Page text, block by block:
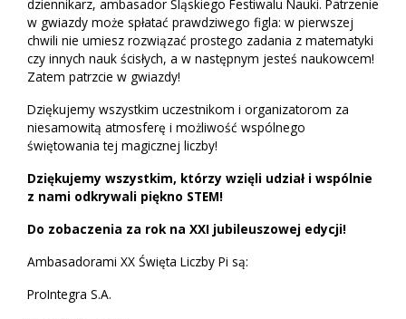
dziennikarz, ambasador Śląskiego Festiwalu Nauki. Patrzenie
w gwiazdy może spłatać prawdziwego figla: w pierwszej
chwili nie umiesz rozwiązać prostego zadania z matematyki
czy innych nauk ścisłych, a w następnym jesteś naukowcem!
Zatem patrzcie w gwiazdy!
Dziękujemy wszystkim uczestnikom i organizatorom za
niesamowitą atmosferę i możliwość wspólnego
świętowania tej magicznej liczby!
Dziękujemy wszystkim, którzy wzięli udział i wspólnie
z nami odkrywali piękno STEM!
Do zobaczenia za rok na XXI jubileuszowej edycji!
Ambasadorami XX Święta Liczby Pi są:
ProIntegra S.A.